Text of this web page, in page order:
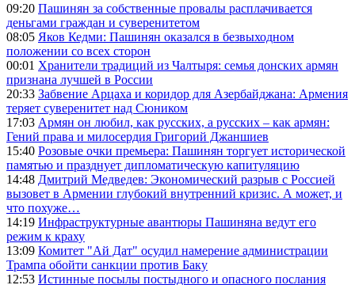
09:20 Пашинян за собственные провалы расплачивается
деньгами граждан и суверенитетом
08:05 Яков Кедми: Пашинян оказался в безвыходном
положении со всех сторон
00:01 Хранители традиций из Чалтыря: семья донских армян
признана лучшей в России
20:33 Забвение Арцаха и коридор для Азербайджана: Армения
теряет суверенитет над Сюником
17:03 Армян он любил, как русских, а русских – как армян:
Гений права и милосердия Григорий Джаншиев
15:40 Розовые очки премьера: Пашинян торгует исторической
памятью и празднует дипломатическую капитуляцию
14:48 Дмитрий Медведев: Экономический разрыв с Россией
вызовет в Армении глубокий внутренний кризис. А может, и
что похуже…
14:19 Инфраструктурные авантюры Пашиняна ведут его
режим к краху
13:09 Комитет "Ай Дат" осудил намерение администрации
Трампа обойти санкции против Баку
12:53 Истинные посылы постыдного и опасного послания